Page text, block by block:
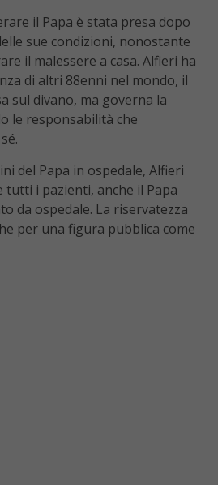
il Papa è stata presa dopo
sue condizioni, nonostante
il malessere a casa. Alfieri ha
di altri 88enni nel mondo, il
sul divano, ma governa la
le responsabilità che
del Papa in ospedale, Alfieri
tutti i pazienti, anche il Papa
da ospedale. La riservatezza
per una figura pubblica come